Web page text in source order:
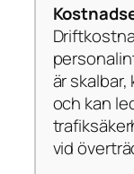
är
och kan
vid